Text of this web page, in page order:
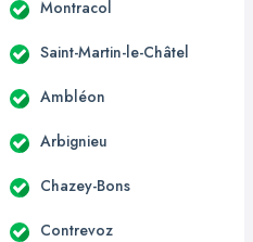
Montracol
Saint-Martin-le-Châtel
Ambléon
Arbignieu
Chazey-Bons
Contrevoz